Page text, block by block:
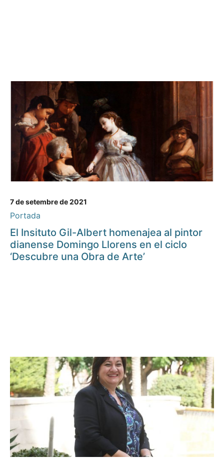
7 de setembre de 2021
Portada
El Insituto Gil-Albert homenajea al pintor
dianense Domingo Llorens en el ciclo
‘Descubre una Obra de Arte’